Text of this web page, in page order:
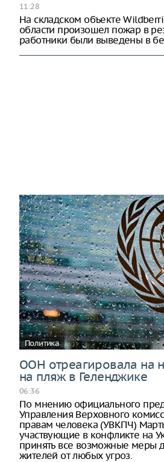
11:28
На складском объекте
области произошел пожар в
работники были выведены в
Политика
ООН отреагировала на
на пляж в Геленджике
06:36
По мнению официального
Управления Верховного
правам человека (УВКПЧ)
участвующие в конфликте на
принять все возможные меры
жителей от любых угроз.